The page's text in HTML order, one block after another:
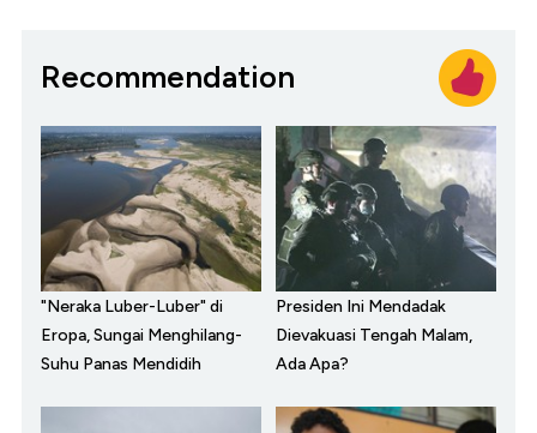
Recommendation
"Neraka Luber-Luber" di
Eropa, Sungai Menghilang-
Suhu Panas Mendidih
Presiden Ini Mendadak
Dievakuasi Tengah Malam,
Ada Apa?